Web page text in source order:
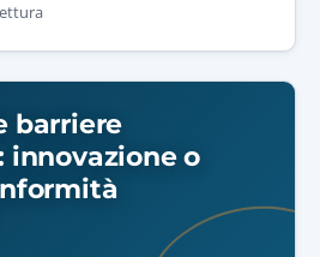
barriere
o